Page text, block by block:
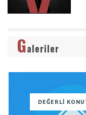
Galeriler
DEĞERLI